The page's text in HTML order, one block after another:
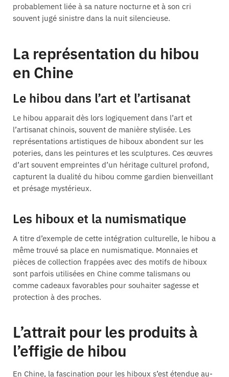
probablement liée à sa nature nocturne et à son cri
souvent jugé sinistre dans la nuit silencieuse.
La représentation du hibou
en Chine
Le hibou dans l’art et l’artisanat
Le hibou apparait dès lors logiquement dans l’art et
l’artisanat chinois, souvent de manière stylisée. Les
représentations artistiques de hiboux abondent sur les
poteries, dans les peintures et les sculptures. Ces œuvres
d’art souvent empreintes d’un héritage culturel profond,
capturent la dualité du hibou comme gardien bienveillant
et présage mystérieux.
Les hiboux et la numismatique
A titre d’exemple de cette intégration culturelle, le hibou a
même trouvé sa place en numismatique. Monnaies et
pièces de collection frappées avec des motifs de hiboux
sont parfois utilisées en Chine comme talismans ou
comme cadeaux favorables pour souhaiter sagesse et
protection à des proches.
L’attrait pour les produits à
l’effigie de hibou
En Chine, la fascination pour les hiboux s’est étendue au-